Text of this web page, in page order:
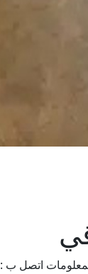
جنيه شهريا للمزيد من المعلومات اتصل ب :